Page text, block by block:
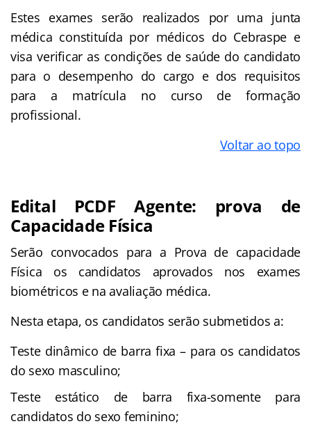
Estes exames serão realizados por uma junta
médica constituída por médicos do Cebraspe e
visa verificar as condições de saúde do candidato
para o desempenho do cargo e dos requisitos
para a matrícula no curso de formação
profissional.
Voltar ao topo
Edital PCDF Agente: prova de
Capacidade Física
Serão convocados para a Prova de capacidade
Física os candidatos aprovados nos exames
biométricos e na avaliação médica.
Nesta etapa, os candidatos serão submetidos a:
Teste dinâmico de barra fixa – para os candidatos
do sexo masculino;
Teste estático de barra fixa-somente para
candidatos do sexo feminino;